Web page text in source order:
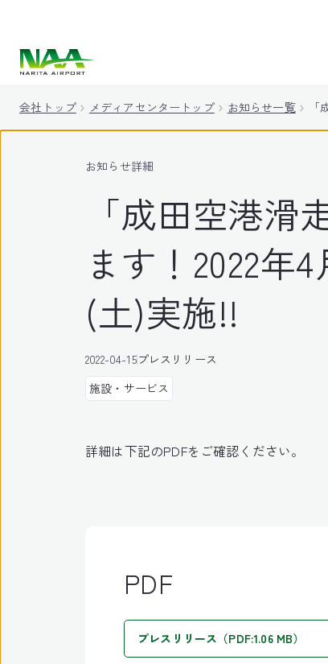
会社トップ メディアセンタートップ お知らせ一覧
お知らせ詳細
「成田空港
ます！2022年
(土)実施!!
2022-04-15プレスリリース
施設・サービス
詳細は下記のPDFをご確認ください。
PDF
プレスリリース（PDF:1.06 MB）